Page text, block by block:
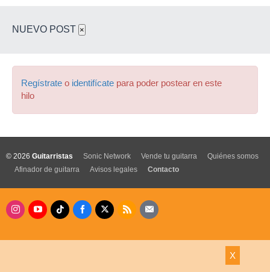
NUEVO POST ×
Regístrate o identifícate para poder postear en este
hilo
X
© 2026 Guitarristas Sonic Network Vende tu guitarra
Quiénes somos
Afinador de guitarra
Avisos legales Contacto